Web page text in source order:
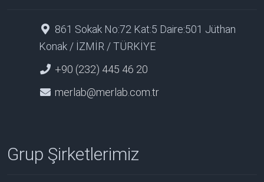
861 Sokak No:72 Kat:5 Daire:501 Jüthan
Konak / İZMİR / TÜRKİYE
+90 (232) 445 46 20
merlab@merlab.com.tr
Grup Şirketlerimiz